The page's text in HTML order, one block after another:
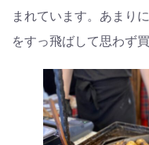
まれています。あまり
をすっ飛ばして思わず